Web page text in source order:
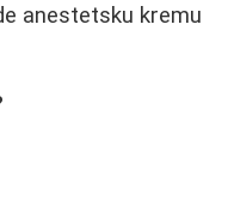
anestetsku kremu